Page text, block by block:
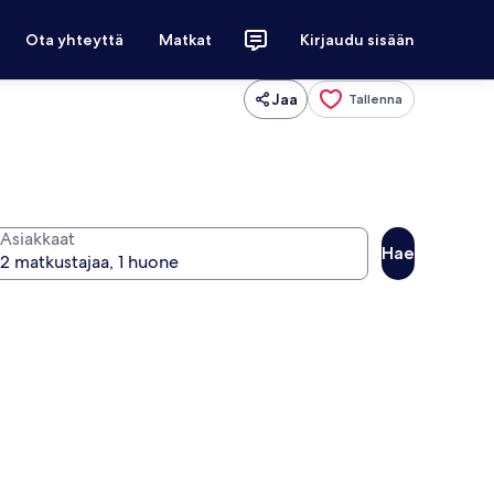
Ota yhteyttä Matkat Kirjaudu sisään
Jaa Tallenna
Asiakkaat
Hae